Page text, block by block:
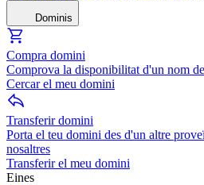
Dominis
Compra domini
Comprova la disponibilitat d'un nom
Cercar el meu domini
Transferir domini
Porta el teu domini des d'un altre
nosaltres
Transferir el meu domini
Eines